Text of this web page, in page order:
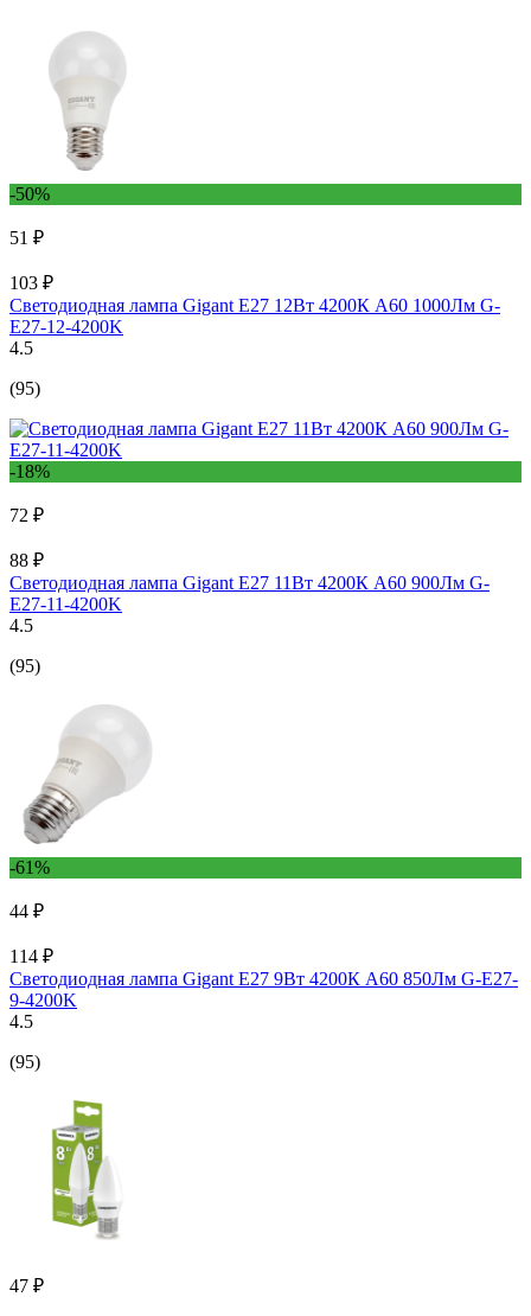
-50%
51 ₽
103 ₽
Светодиодная лампа Gigant E27 12Вт 4200К А60 1000Лм G-
E27-12-4200K
4.5
(95)
-18%
72 ₽
88 ₽
Светодиодная лампа Gigant E27 11Вт 4200К А60 900Лм G-
E27-11-4200K
4.5
(95)
-61%
44 ₽
114 ₽
Светодиодная лампа Gigant E27 9Вт 4200К А60 850Лм G-E27-
9-4200K
4.5
(95)
47 ₽